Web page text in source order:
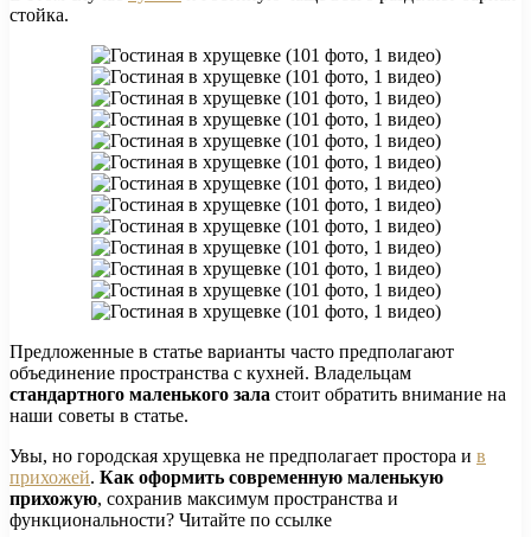
стойка.
Предложенные в статье варианты часто предполагают
объединение пространства с кухней. Владельцам
стандартного маленького зала стоит обратить внимание на
наши советы в статье.
Увы, но городская хрущевка не предполагает простора и в
прихожей. Как оформить современную маленькую
прихожую, сохранив максимум пространства и
функциональности? Читайте по ссылке